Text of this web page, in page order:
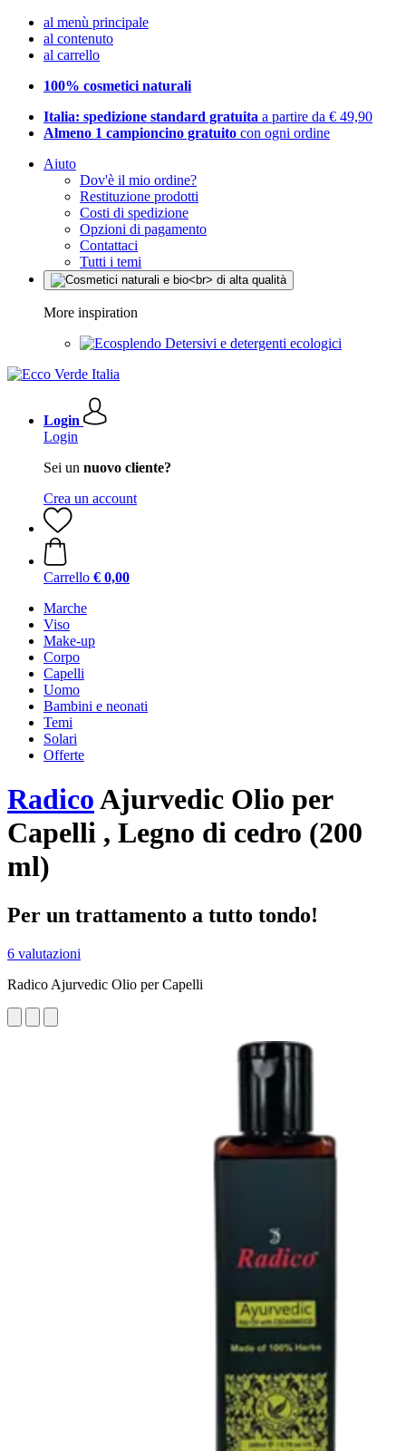
al menù principale
al contenuto
al carrello
100% cosmetici naturali
Italia: spedizione standard gratuita a partire da € 49,90
Almeno 1 campioncino gratuito con ogni ordine
Aiuto
Dov'è il mio ordine?
Restituzione prodotti
Costi di spedizione
Opzioni di pagamento
Contattaci
Tutti i temi
More inspiration
Detersivi e detergenti ecologici
Login
Login
Sei un nuovo cliente?
Crea un account
Carrello € 0,00
Marche
Viso
Make-up
Corpo
Capelli
Uomo
Bambini e neonati
Temi
Solari
Offerte
RadicoAjurvedic Olio per
Capelli , Legno di cedro (200
ml)
Per un trattamento a tutto tondo!
6 valutazioni
Radico Ajurvedic Olio per Capelli